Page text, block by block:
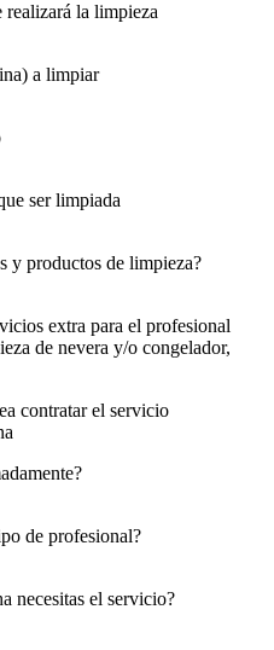
realizará la limpieza
a limpiar
ser limpiada
y productos de limpieza?
extra para el profesional
de nevera y/o congelador,
contratar el servicio
de profesional?
necesitas el servicio?